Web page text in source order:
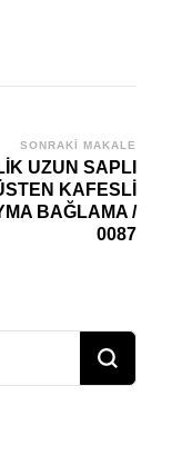
SONRAKI MAKALE
UZUN SAPLI
KAFESLİ
BAĞLAMA /
0087